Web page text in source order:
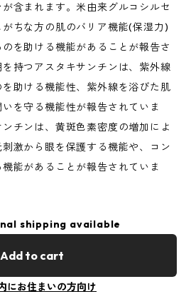
含まれます。米由来グルコシルセ
ちな方の肌のバリア機能(保湿力)
を助ける機能があることが報告さ
持つアスタキサンチンは、紫外線
助ける機能性、紫外線を浴びた肌
を守る機能性が報告されていま
チンは、黄斑色素密度の増加によ
激から眼を保護する機能や、コン
能があることが報告されていま
shipping available
Add to cart
にお住まいの方向け